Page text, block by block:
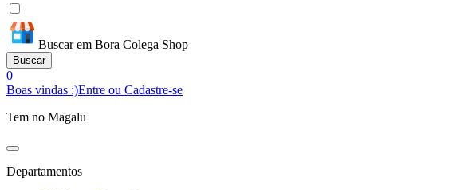
Buscar em Bora Colega Shop
Buscar
0
Boas vindas :)Entre ou Cadastre-se
Tem no Magalu
Departamentos